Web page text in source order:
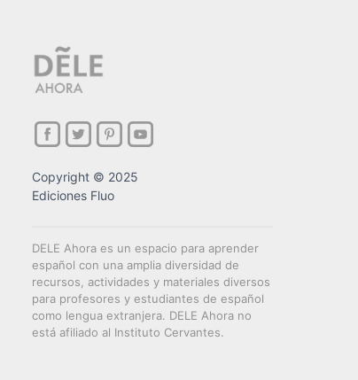
Copyright © 2025
Ediciones Fluo
DELE Ahora es un espacio para aprender
español con una amplia diversidad de
recursos, actividades y materiales diversos
para profesores y estudiantes de español
como lengua extranjera. DELE Ahora no
está afiliado al Instituto Cervantes.